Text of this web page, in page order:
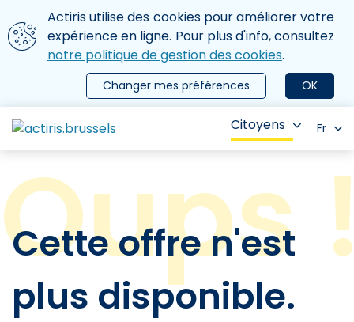
Aller au contenu principal
Nous utilisons des cookies
Actiris utilise des cookies pour améliorer votre
expérience en ligne. Pour plus d'info, consultez
notre politique de gestion des cookies.
OK
Changer mes préférences
le menu
Citoyens Fr
Cette offre n'est
plus disponible.